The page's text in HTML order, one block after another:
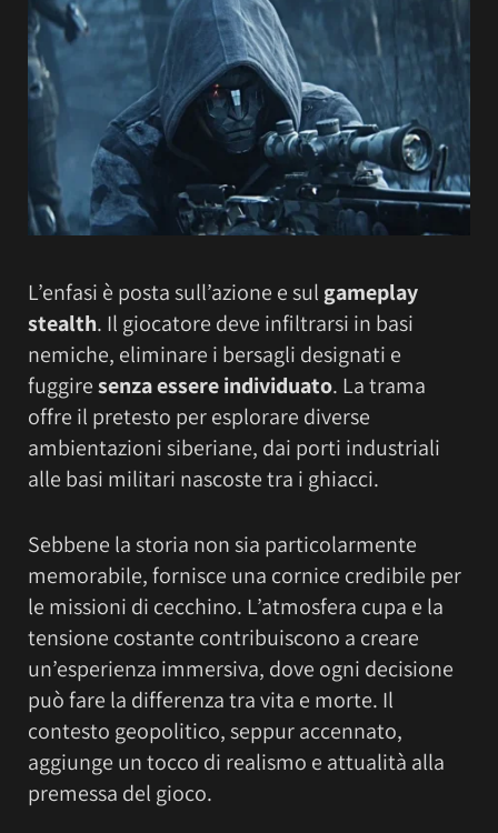
L’enfasi è posta sull’azione e sul gameplay
stealth. Il giocatore deve infiltrarsi in basi
nemiche, eliminare i bersagli designati e
fuggiresenza essere individuato. La trama
offre il pretesto per esplorare diverse
ambientazioni siberiane, dai porti industriali
alle basi militari nascoste tra i ghiacci.
Sebbene la storia non sia particolarmente
memorabile, fornisce una cornice credibile per
le missioni di cecchino. L’atmosfera cupa e la
tensione costante contribuiscono a creare
un’esperienza immersiva, dove ogni decisione
può fare la differenza tra vita e morte. Il
contesto geopolitico, seppur accennato,
aggiunge un tocco di realismo e attualità alla
premessa del gioco.